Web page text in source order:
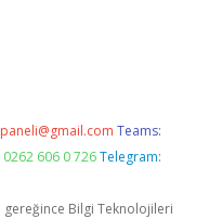
Teams:
606 0 726 Telegram:
gereğince Bilgi Teknolojileri